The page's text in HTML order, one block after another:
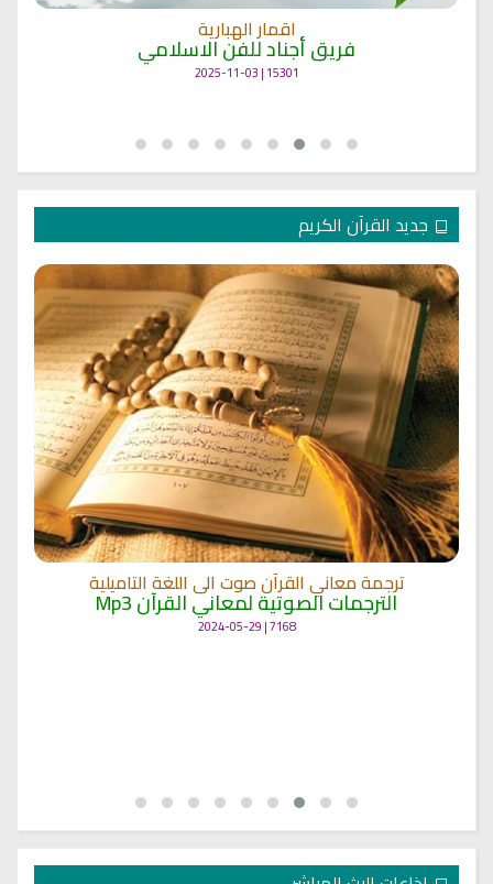
اقمار الهبارية
فريق أجناد للفن الاسلامي
15301 | 2025-11-03
جديد القرآن الكريم
ترجمة معاني القرآن صوت الى اللغة التاميلية
الترجمات الصوتية لمعاني القرآن Mp3
7168 | 2024-05-29